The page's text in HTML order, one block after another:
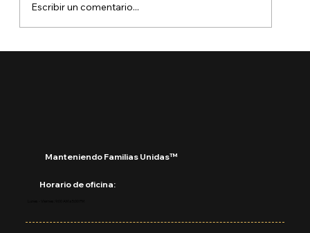
¿Qué está pasando con DACA?
Escribir un comentario...
Manteniendo Familias Unidas™
Horario de oficina: